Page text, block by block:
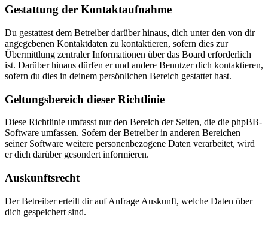
Gestattung der Kontaktaufnahme
Du gestattest dem Betreiber darüber hinaus, dich unter den von dir
angegebenen Kontaktdaten zu kontaktieren, sofern dies zur
Übermittlung zentraler Informationen über das Board erforderlich
ist. Darüber hinaus dürfen er und andere Benutzer dich kontaktieren,
sofern du dies in deinem persönlichen Bereich gestattet hast.
Geltungsbereich dieser Richtlinie
Diese Richtlinie umfasst nur den Bereich der Seiten, die die phpBB-
Software umfassen. Sofern der Betreiber in anderen Bereichen
seiner Software weitere personenbezogene Daten verarbeitet, wird
er dich darüber gesondert informieren.
Auskunftsrecht
Der Betreiber erteilt dir auf Anfrage Auskunft, welche Daten über
dich gespeichert sind.